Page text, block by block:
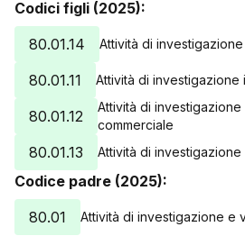
Codici figli (2025):
80.01.14
Attività di
80.01.11 Attività di investigazione
80.01.12
Attività di
commerciale
80.01.13 Attività di
Codice padre (2025):
80.01
Attività di investigazione e